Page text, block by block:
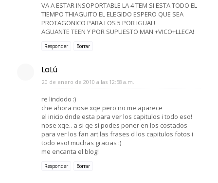
VA A ESTAR INSOPORTABLE LA 4 TEM SI ESTA TODO EL
TIEMPO THIAGUITO EL ELEGIDO ESPERO QUE SEA
PROTAGONICO PARA LOS 5 POR IGUAL!
AGUANTE TEEN Y POR SUPUESTO MAN +VICO+LLECA!
Responder Borrar
LaLú
20 de enero de 2010 a las 12:58 a.m.
re lindodo :)
che ahora nose xqe pero no me aparece
el inicio dnde esta para ver los capitulos i todo eso!
nose xqe.. a si qe si podes poner en los costados
para ver los fan art las frases d los capitulos fotos i
todo eso! muchas gracias :)
me encanta el blog!
Responder Borrar